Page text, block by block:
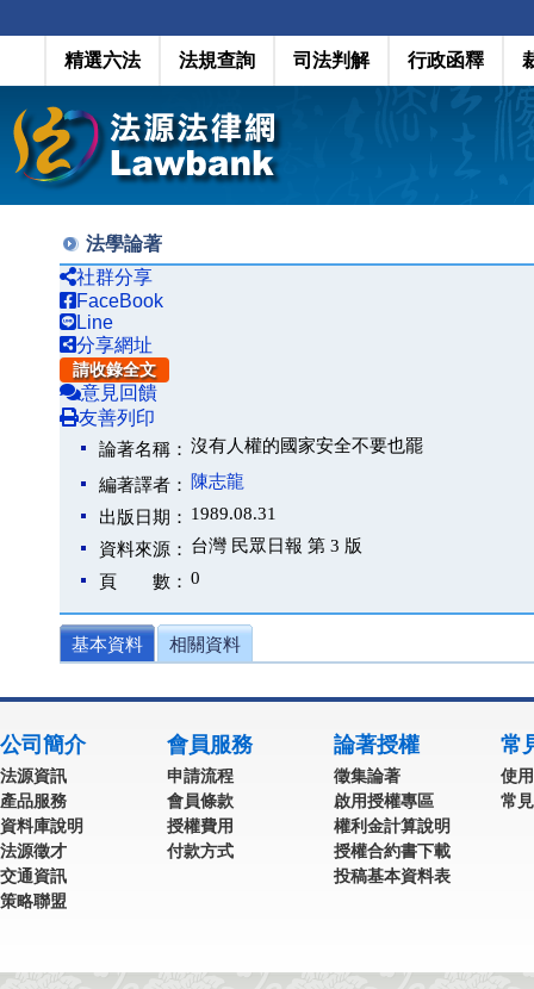
精選六法 法規查詢 司法判解 行政函釋
法學論著
社群分享
FaceBook
Line
分享網址
請收錄全文
意見回饋
友善列印
論著名稱： 沒有人權的國家安全不要也罷
編著譯者：
陳志龍
出版日期： 1989.08.31
資料來源： 台灣 民眾日報 第 3 版
頁 數： 0
基本資料 相關資料
公司簡介
法源資訊
產品服務
資料庫說明
法源徵才
交通資訊
策略聯盟
會員服務
申請流程
會員條款
授權費用
付款方式
論著授權
徵集論著
啟用授權專區
權利金計算說明
授權合約書下載
投稿基本資料表
常
使
常